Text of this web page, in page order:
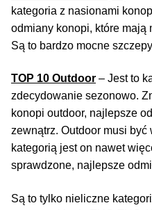
Inne Akcesoria
Informacje
Nasiona Marihuany
Nasiona Konopi
O Firmie
Dlaczego My
kategoria z nasionami
odmiany konopi, które mają
Są to bardzo mocne
TOP 10 Outdoor – Jest to
zdecydowanie sezonowo.
konopi outdoor, najlepsze
zewnątrz. Outdoor musi być
kategorią jest on nawet
sprawdzone, najlepsze
Są to tylko nieliczne